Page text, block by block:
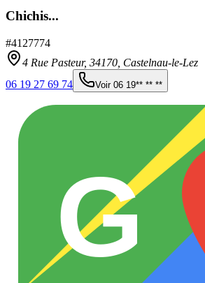
Chichis...
#4127774
4 Rue Pasteur, 34170 Castelnau-le-Lez
06 19 27 69 74
Voir 06 19** ** **
G